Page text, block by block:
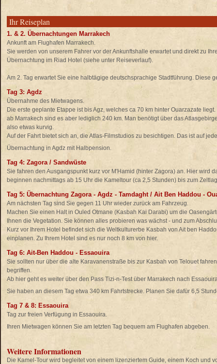
Ihr Reiseplan
1. & 2. Übernachtungen Marrakech
Ankunft am Flughafen Marrakech.
Sie werden von unserem Fahrer vor der Ankunftshalle erwartet und direkt zu
Übernachtung im Riad Hotel (siehe unter Reiseverlauf).
Am 2. Tag erwartet Sie eine halbtägige deutschsprachige Stadtführung. Diese
Tag 3: Agdz
Übernahme des Mietwagens.
Die erste geplante Etappe ist bis Agz, welches ca 70 km hinter Ouarzazate
ab Marrakech sind es aber lediglich 240 km. Man benötigt über das
also etwas kurvig.
Auf der Fahrt bietet sich an, die Atlas-Filmstudios zu besichtigen. Das ist auf
Übernachtung in Agdz mit Halbpension.
Tag 4: Zagora / Sandwüste
Sie fahren den Ausgangspunkt kurz vor M'Hamid (hinter Zagora) an. Hier wird
beginnen nachmittags ab 15 Uhr die Kameltour (ca 2,5 Stunden) bis zum
Tag 5: Übernachtung Zagora - Agdz - Tamdaght / Ait Ben Haddou -
Am nächsten Tag sind Sie gegen 11 Uhr wieder zurück am Fahrzeug.
Machen Sie einen Halt in Ouled Otmane (Kasbah Kai Darabi) um die
Ihnen die Vegetation. Sie können alles probieren was wächst - und zum
Kurz vor Ihrem Hotel befindet sich die Weltkulturerbe Kasbah von Ait ben
einplanen. Zu Ihrem Hotel sind es nur noch 8 km von hier.
Tag 6: Ait-Ben Haddou - Essaouira
Sie sollten nur über die alte Karavanenstraße bis zur Kasbah von Telouet
begriffen.
Ab hier geht es weiter über den Pass Tizi-n-Test über Marrakech nach
Sie haben an diesem Tag etwa 340 km Fahrtstrecke. Planen Sie dafür 6,5
Tag 7 & 8: Essaouira
Tag zur freien Verfügung in Essaouira.
Ihren Mietwagen können Sie am letzten Tag bequem am Flughafen abgeben.
Weitere Informationen
Die Kamel-Tour wird begleitet von einem lizenziertem Guide, einem Koch und